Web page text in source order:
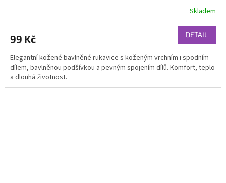
Skladem
99 Kč DETAIL
Elegantní kožené bavlněné rukavice s koženým vrchním i spodním
dílem, bavlněnou podšívkou a pevným spojením dílů. Komfort, teplo
a dlouhá životnost.